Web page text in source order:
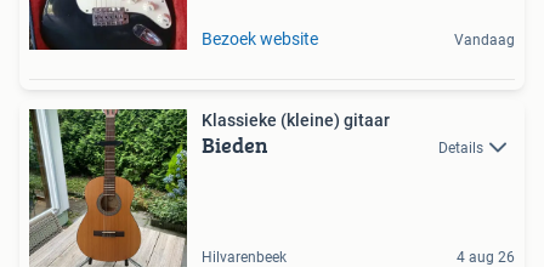
Bezoek website Vandaag
Klassieke (kleine) gitaar
Bieden Details
Hilvarenbeek 4 aug 26